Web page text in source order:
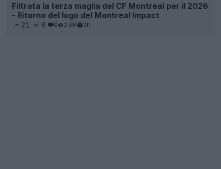
Filtrata la terza maglia del CF Montreal per il 2026
- Ritorno del logo del Montreal Impact
21 6 0 2.8K 2h